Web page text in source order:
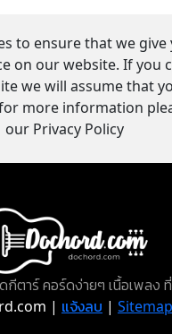
to ensure that we give
on our website. If you
we will assume that
more information
our Privacy Policy
ตาร์ คอร์ดง่ายๆ เนื้อเพลง ที่
| แจ้งลบ | Sitemap